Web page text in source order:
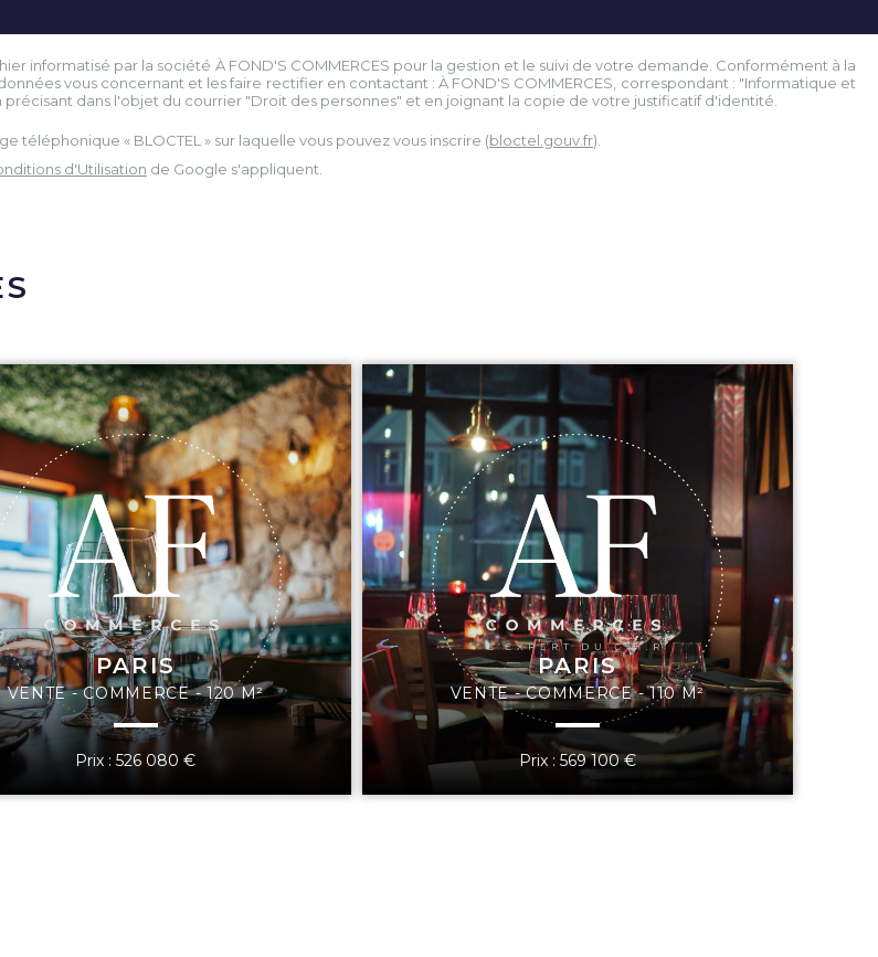
informatisé par la société À FOND'S COMMERCES pour la gestion et le suivi de votre demande. Conformément à la
vous concernant et les faire rectifier en contactant : À FOND'S COMMERCES, correspondant : "Informatique et
précisant dans l'objet du courrier "Droit des personnes" et en joignant la copie de votre justificatif d'identité.
téléphonique « BLOCTEL » sur laquelle vous pouvez vous inscrire (bloctel.gouv.fr).
d'Utilisation de Google s'appliquent.
PARIS
VENTE - COMMERCE - 120 M²
Prix : 526 080 €
PARIS
VENTE - COMMERCE - 110 M²
Prix : 569 100 €